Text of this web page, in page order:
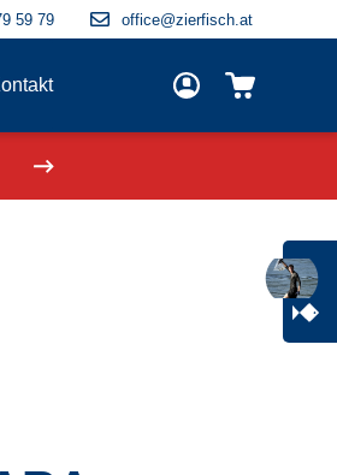
59 79 office@zierfisch.at